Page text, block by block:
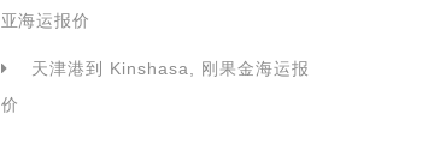
亚海运报价
天津港到 Kinshasa, 刚果金海运报
价